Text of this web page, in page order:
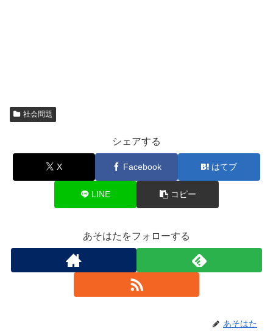
社会問題
シェアする
X Facebook はてブ
LINE コピー
あそはたをフォローする
あそはた